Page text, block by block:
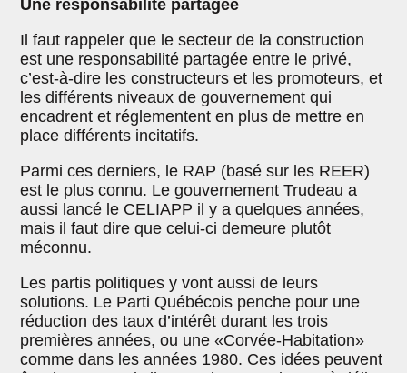
Une responsabilité partagée
Il faut rappeler que le secteur de la construction
est une responsabilité partagée entre le privé,
c’est-à-dire les constructeurs et les promoteurs, et
les différents niveaux de gouvernement qui
encadrent et réglementent en plus de mettre en
place différents incitatifs.
Parmi ces derniers, le RAP (basé sur les REER)
est le plus connu. Le gouvernement Trudeau a
aussi lancé le CELIAPP il y a quelques années,
mais il faut dire que celui-ci demeure plutôt
méconnu.
Les partis politiques y vont aussi de leurs
solutions. Le Parti Québécois penche pour une
réduction des taux d’intérêt durant les trois
premières années, ou une «Corvée-Habitation»
comme dans les années 1980. Ces idées peuvent